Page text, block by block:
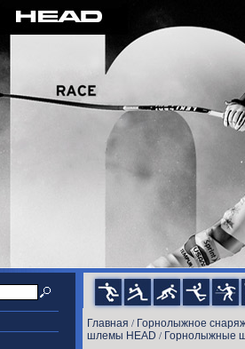
Главная / Горнолыжное
шлемы HEAD / Горнолыжные